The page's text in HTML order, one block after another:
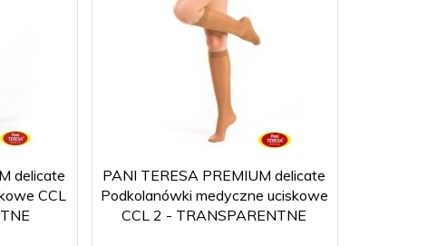
delicate
CCL
PANI TERESA PREMIUM delicate
Podkolanówki medyczne uciskowe
CCL 2 - TRANSPARENTNE